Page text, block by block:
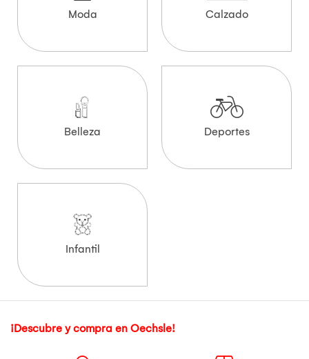
Moda Calzado
Belleza Deportes
Infantil
¡Descubre y compra en Oechsle!